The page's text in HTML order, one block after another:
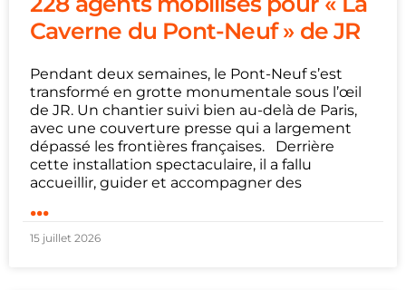
Caverne du Pont-Neuf » de JR
Pendant deux semaines, le Pont-Neuf s’est
transformé en grotte monumentale sous l’œil
de JR. Un chantier suivi bien au-delà de Paris,
avec une couverture presse qui a largement
dépassé les frontières françaises. Derrière
cette installation spectaculaire, il a fallu
accueillir, guider et accompagner des
...
15 juillet 2026